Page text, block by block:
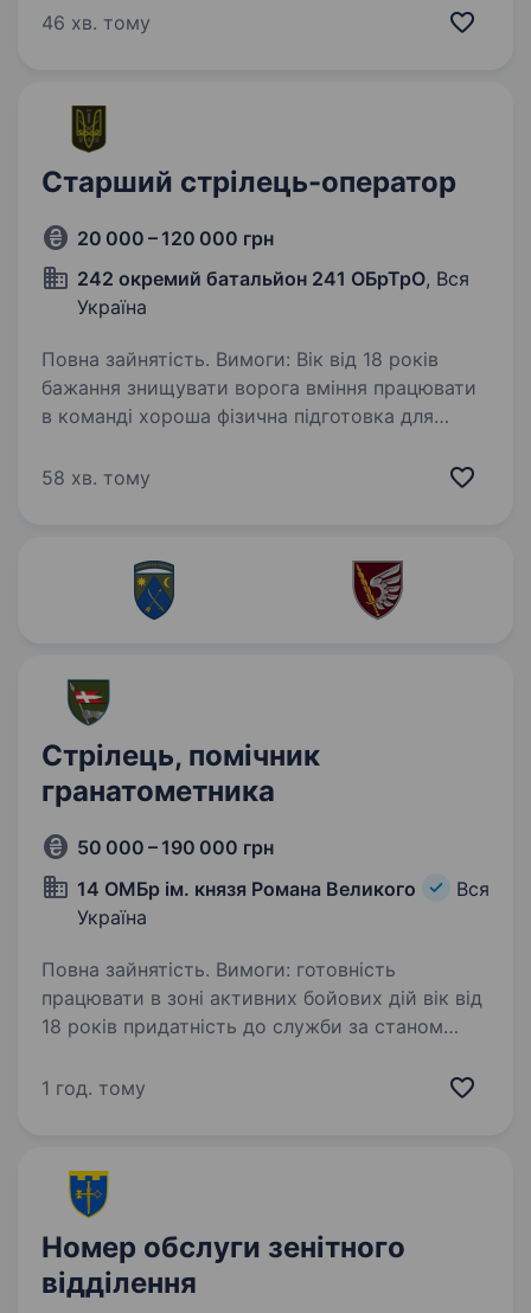
роботи: мобілізація до кінця воєнного стану
46 хв. тому
Старший стрілець-оператор
20 000 – 120 000 грн
242 окремий батальйон 241 ОБрТрО, Вся
Україна
Повна зайнятість. Вимоги: Вік від 18 років
бажання знищувати ворога вміння працювати
в команді хороша фізична підготовка для
працювати під тиском і приймати швидкі
58 хв. тому
Стрілець, помічник
гранатометника
50 000 – 190 000 грн
14 ОМБр ім. князя Романа Великого
Вся
Україна
Повна зайнятість. Вимоги: готовність
працювати в зоні активних бойових дій вік від
18 років придатність до служби за станом
відповідальність і здатність швидко приймати
1 год. тому
Номер обслуги зенітного
відділення